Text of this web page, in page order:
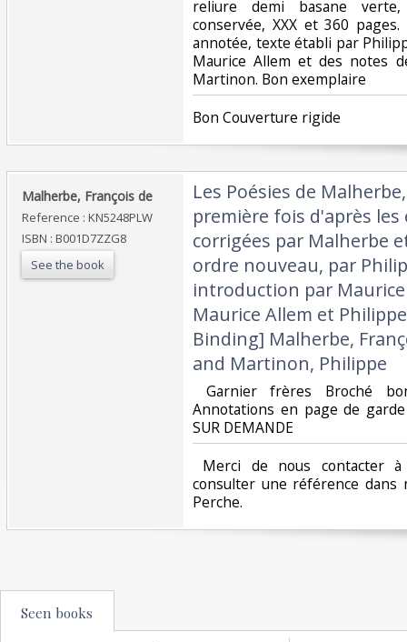
reliure demi basane
conservée, XXX et 360
annotée, texte établi par
Maurice Allem et des notes
Martinon. Bon exemplaire ‎
‎Bon Couverture rigide ‎
‎Malherbe, François de ‎
Reference : KN5248PLW
ISBN : B001D7ZZG8
See the book
‎Les Poésies de
première fois d'après
corrigées par Malherbe
ordre nouveau, par
introduction par
Maurice Allem et
Binding] Malherbe,
and Martinon, Philippe‎
Garnier frères Broché
Annotations en page de
SUR DEMANDE ‎
Merci de nous contacter
consulter une référence dans
Perche.‎
Seen books